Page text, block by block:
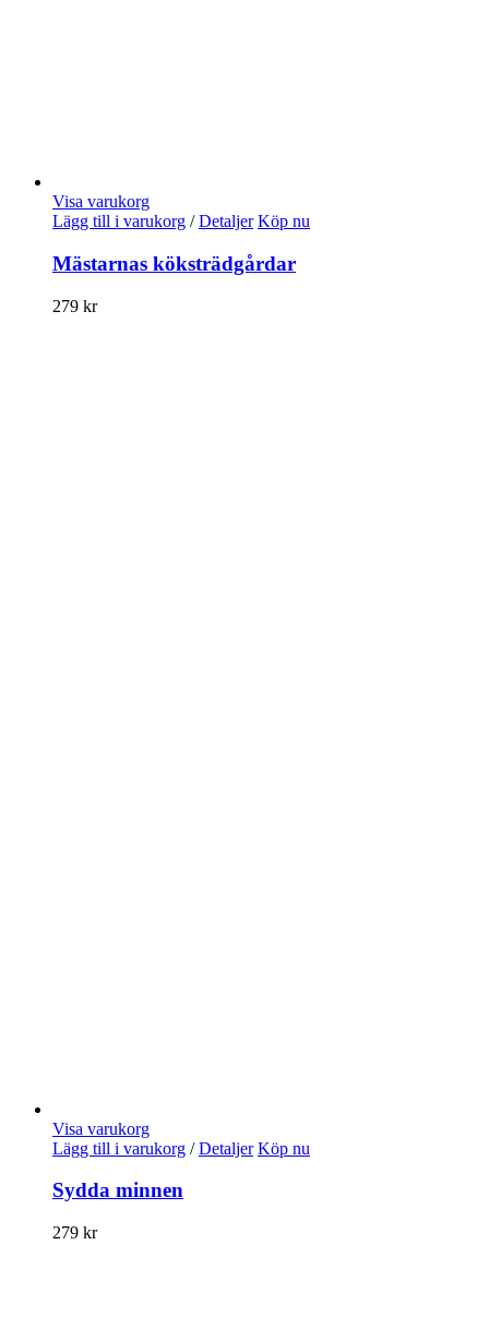
Visa varukorg
Lägg till i varukorg / Detaljer Köp nu
Mästarnas köksträdgårdar
279 kr
Visa varukorg
Lägg till i varukorg / Detaljer Köp nu
Sydda minnen
279 kr